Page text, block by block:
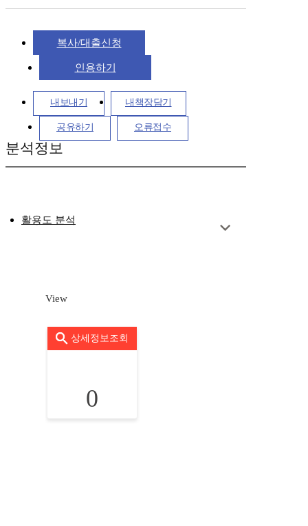
복사/대출신청
인용하기
내보내기 내책장담기
공유하기 오류접수
분석정보
활용도 분석
View
상세정보조회
0